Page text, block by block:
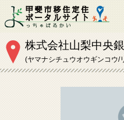
株式会社山梨中央
(ヤマナシチュウオウギンコウ/